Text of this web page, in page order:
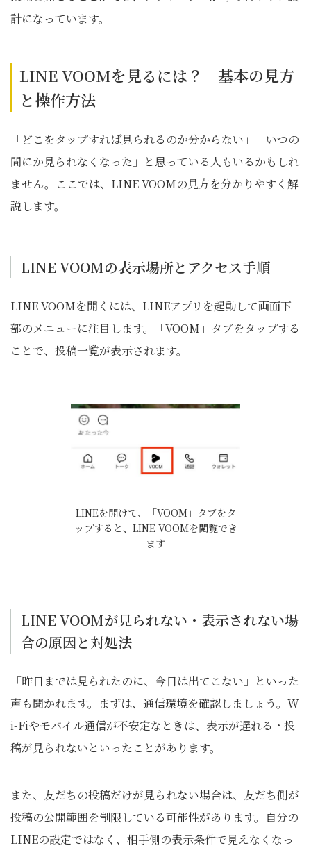
計になっています。
LINE VOOMを見るには？ 基本の見方
と操作方法
「どこをタップすれば見られるのか分からない」「いつの
間にか見られなくなった」と思っている人もいるかもしれ
ません。ここでは、LINE VOOMの見方を分かりやすく解
説します。
LINE VOOMの表示場所とアクセス手順
LINE VOOMを開くには、LINEアプリを起動して画面下
部のメニューに注目します。「VOOM」タブをタップする
ことで、投稿一覧が表示されます。
LINEを開けて、「VOOM」タブをタ
ップすると、LINE VOOMを閲覧でき
ます
LINE VOOMが見られない・表示されない場
合の原因と対処法
「昨日までは見られたのに、今日は出てこない」といった
声も聞かれます。まずは、通信環境を確認しましょう。W
i-Fiやモバイル通信が不安定なときは、表示が遅れる・投
稿が見られないといったことがあります。
また、友だちの投稿だけが見られない場合は、友だち側が
投稿の公開範囲を制限している可能性があります。自分の
LINEの設定ではなく、相手側の表示条件で見えなくなっ